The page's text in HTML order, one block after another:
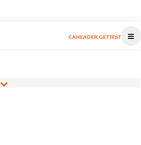
CAHEADER.GETTEST